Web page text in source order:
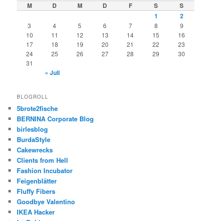
M D M D F S
S
1
2
3 4 5 6 7 8
9
10
11 12 13 14 15
16
17
18 19 20 21 22
23
24
25 26 27 28 29
30
31
« Juli
BLOGROLL
5brote2fische
BERNINA Corporate Blog
birlesblog
BurdaStyle
Cakewrecks
Clients from Hell
Fashion Incubator
Feigenblätter
Fluffy Fibers
Goodbye Valentino
IKEA Hacker